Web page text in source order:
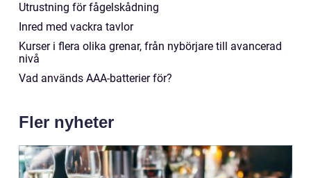
Utrustning för fågelskådning
Inred med vackra tavlor
Kurser i flera olika grenar, från nybörjare till avancerad
nivå
Vad används AAA-batterier för?
Fler nyheter